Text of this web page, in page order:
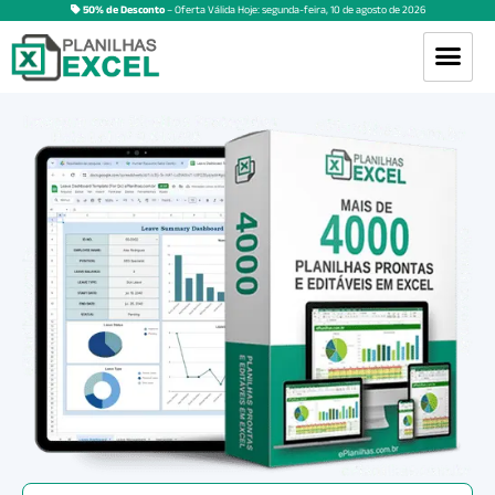
50% de Desconto– Oferta Válida Hoje:segunda-feira,10deagostode2026